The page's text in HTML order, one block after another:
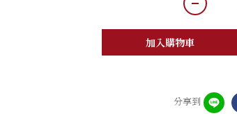
加入購物車
分享到